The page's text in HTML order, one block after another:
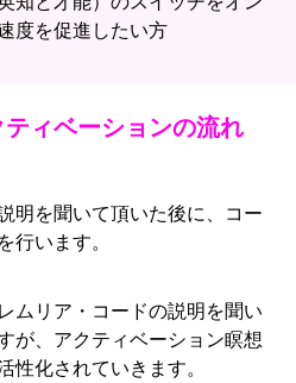
度を促進したい方
ィベーションの流れ
明を聞いて頂いた後に、コー
行います。
ムリア・コードの説明を聞い
が、アクティベーション瞑想
性化されていきます。